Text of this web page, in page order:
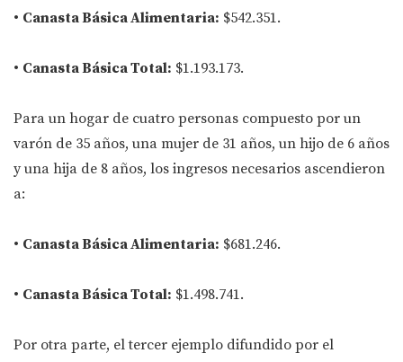
• Canasta Básica Alimentaria: $542.351.
• Canasta Básica Total: $1.193.173.
Para un hogar de cuatro personas compuesto por un
varón de 35 años, una mujer de 31 años, un hijo de 6 años
y una hija de 8 años, los ingresos necesarios ascendieron
a:
• Canasta Básica Alimentaria: $681.246.
• Canasta Básica Total: $1.498.741.
Por otra parte, el tercer ejemplo difundido por el